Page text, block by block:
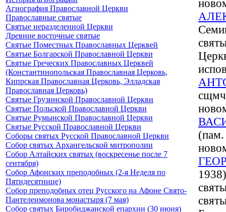
Агиография Православной Церкви
Православные святые
Святые неразделенной Церкви
Древние восточные святые
Святые Поместных Православных Церквей
Святые Болгарской Православной Церкви
Святые Греческих Православных Церквей
(Константинопольская Православная Церковь,
Кипрская Православная Церковь, Элладская
Православная Церковь)
Святые Грузинской Православной Церкви
Святые Польской Православной Церкви
Святые Румынской Православной Церкви
Святые Русской Православной Церкви
Соборы святых Русской Православной Церкви
Собор святых Архангельской митрополии
Собор Алтайских святых (воскресенье после 7
сентября)
Собор Афонских преподобных (2-я Неделя по
Пятидесятнице)
Собор преподобных отец Русского на Афоне Свято-
Пантелеимонова монастыря (7 мая)
Собор святых Биробиджанской епархии (30 июня)